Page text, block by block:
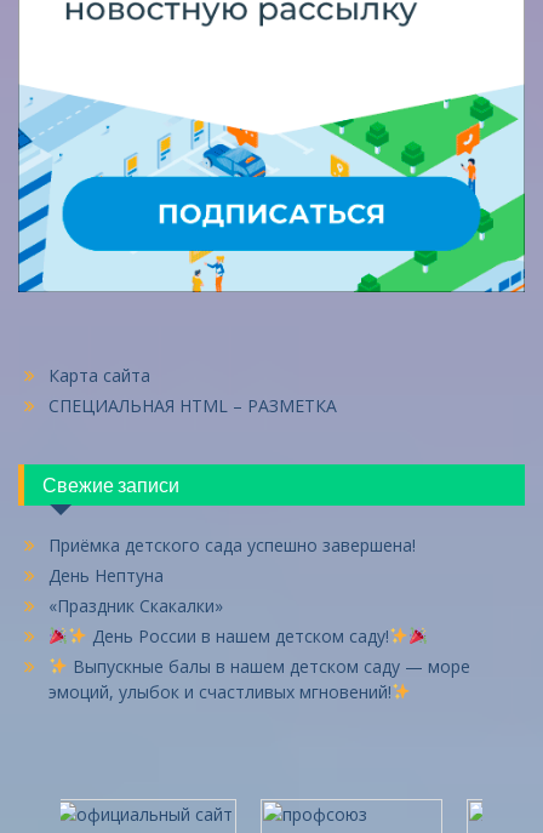
Карта сайта
СПЕЦИАЛЬНАЯ HTML – РАЗМЕТКА
Свежие записи
Приёмка детского сада успешно завершена!
День Нептуна
«Праздник Скакалки»
День России в нашем детском саду!
Выпускные балы в нашем детском саду — море
эмоций, улыбок и счастливых мгновений!